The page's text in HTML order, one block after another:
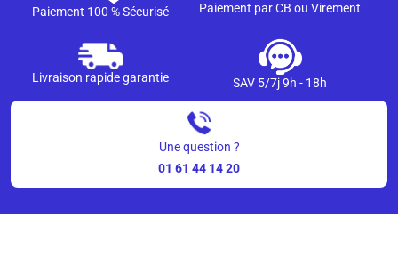
Paiement 100 % Sécurisé Paiement par CB ou Virement
Livraison rapide garantie SAV 5/7j 9h - 18h
Une question ?
01 61 44 14 20